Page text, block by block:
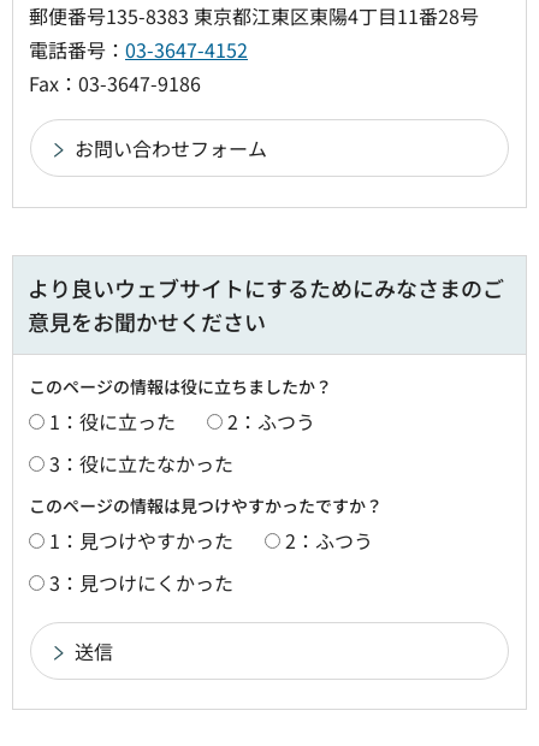
郵便番号135-8383 東京都江東区東陽4丁目11番28号
電話番号： 03-3647-4152
Fax：03-3647-9186
より良いウェブサイトにするためにみなさまのご
意見をお聞かせください
このページの情報は役に立ちましたか？
1：役に立った
2：ふつう
3：役に立たなかった
このページの情報は見つけやすかったですか？
1：見つけやすかった
2：ふつう
3：見つけにくかった